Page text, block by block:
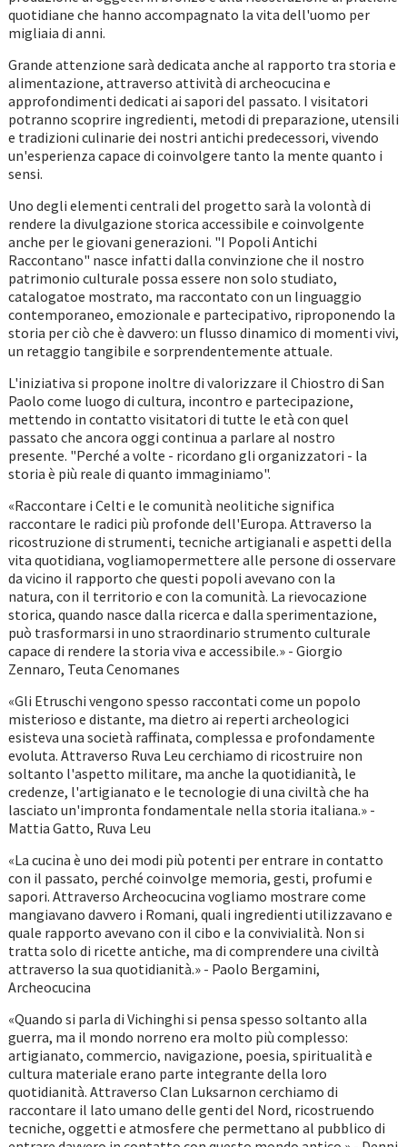
quotidiane che hanno accompagnato la vita dell'uomo per
migliaia di anni.
Grande attenzione sarà dedicata anche al rapporto tra storia e
alimentazione, attraverso attività di archeocucina e
approfondimenti dedicati ai sapori del passato. I visitatori
potranno scoprire ingredienti, metodi di preparazione, utensili
e tradizioni culinarie dei nostri antichi predecessori, vivendo
un'esperienza capace di coinvolgere tanto la mente quanto i
sensi.
Uno degli elementi centrali del progetto sarà la volontà di
rendere la divulgazione storica accessibile e coinvolgente
anche per le giovani generazioni. "I Popoli Antichi
Raccontano" nasce infatti dalla convinzione che il nostro
patrimonio culturale possa essere non solo studiato,
catalogatoe mostrato, ma raccontato con un linguaggio
contemporaneo, emozionale e partecipativo, riproponendo la
storia per ciò che è davvero: un flusso dinamico di momenti vivi,
un retaggio tangibile e sorprendentemente attuale.
L'iniziativa si propone inoltre di valorizzare il Chiostro di San
Paolo come luogo di cultura, incontro e partecipazione,
mettendo in contatto visitatori di tutte le età con quel
passato che ancora oggi continua a parlare al nostro
presente. "Perché a volte - ricordano gli organizzatori - la
storia è più reale di quanto immaginiamo".
«Raccontare i Celti e le comunità neolitiche significa
raccontare le radici più profonde dell'Europa. Attraverso la
ricostruzione di strumenti, tecniche artigianali e aspetti della
vita quotidiana, vogliamopermettere alle persone di osservare
da vicino il rapporto che questi popoli avevano con la
natura, con il territorio e con la comunità. La rievocazione
storica, quando nasce dalla ricerca e dalla sperimentazione,
può trasformarsi in uno straordinario strumento culturale
capace di rendere la storia viva e accessibile.» - Giorgio
Zennaro, Teuta Cenomanes
«Gli Etruschi vengono spesso raccontati come un popolo
misterioso e distante, ma dietro ai reperti archeologici
esisteva una società raffinata, complessa e profondamente
evoluta. Attraverso Ruva Leu cerchiamo di ricostruire non
soltanto l'aspetto militare, ma anche la quotidianità, le
credenze, l'artigianato e le tecnologie di una civiltà che ha
lasciato un'impronta fondamentale nella storia italiana.» -
Mattia Gatto, Ruva Leu
«La cucina è uno dei modi più potenti per entrare in contatto
con il passato, perché coinvolge memoria, gesti, profumi e
sapori. Attraverso Archeocucina vogliamo mostrare come
mangiavano davvero i Romani, quali ingredienti utilizzavano e
quale rapporto avevano con il cibo e la convivialità. Non si
tratta solo di ricette antiche, ma di comprendere una civiltà
attraverso la sua quotidianità.» - Paolo Bergamini,
Archeocucina
«Quando si parla di Vichinghi si pensa spesso soltanto alla
guerra, ma il mondo norreno era molto più complesso:
artigianato, commercio, navigazione, poesia, spiritualità e
cultura materiale erano parte integrante della loro
quotidianità. Attraverso Clan Luksarnon cerchiamo di
raccontare il lato umano delle genti del Nord, ricostruendo
tecniche, oggetti e atmosfere che permettano al pubblico di